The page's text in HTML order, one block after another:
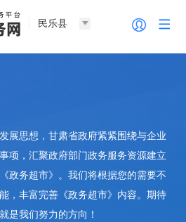
民乐县
展思想，甘肃省政府紧紧围绕与企业
项，汇聚政府部门政务服务资源建立
务超市》。我们将根据您的需要不
，丰富完善《政务超市》内容。期待
是我们努力的方向！